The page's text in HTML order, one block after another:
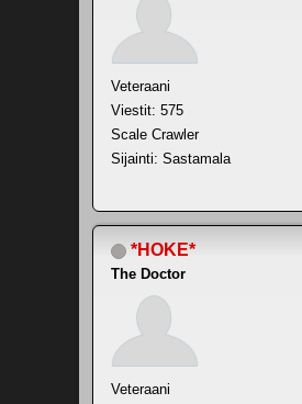
Veteraani
Viestit: 575
Scale Crawler
Sijainti: Sastamala
*HOKE*
The Doctor
Veteraani